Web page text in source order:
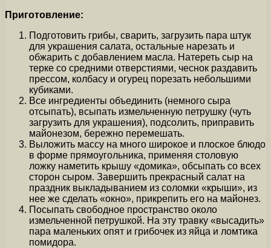
Приготовление:
Подготовить грибы, сварить, загрузить пара штук
для украшения салата, остальные нарезать и
обжарить с добавлением масла. Натереть сыр на
терке со средними отверстиями, чеснок раздавить
прессом, колбасу и огурец порезать небольшими
кубиками.
Все ингредиенты объединить (немного сыра
отсыпать), всыпать измельченную петрушку (чуть
загрузить для украшения), подсолить, приправить
майонезом, бережно перемешать.
Выложить массу на много широкое и плоское блюдо
в форме прямоугольника, применяя столовую
ложку наметить крышу «домика», обсыпать со всех
сторон сыром. Завершить прекрасный салат на
праздник выкладыванием из соломки «крыши», из
нее же сделать «окно», прикрепить его на майонез.
Посыпать свободное пространство около
измельченной петрушкой. На эту травку «высадить»
пара маленьких опят и грибочек из яйца и ломтика
помидора.